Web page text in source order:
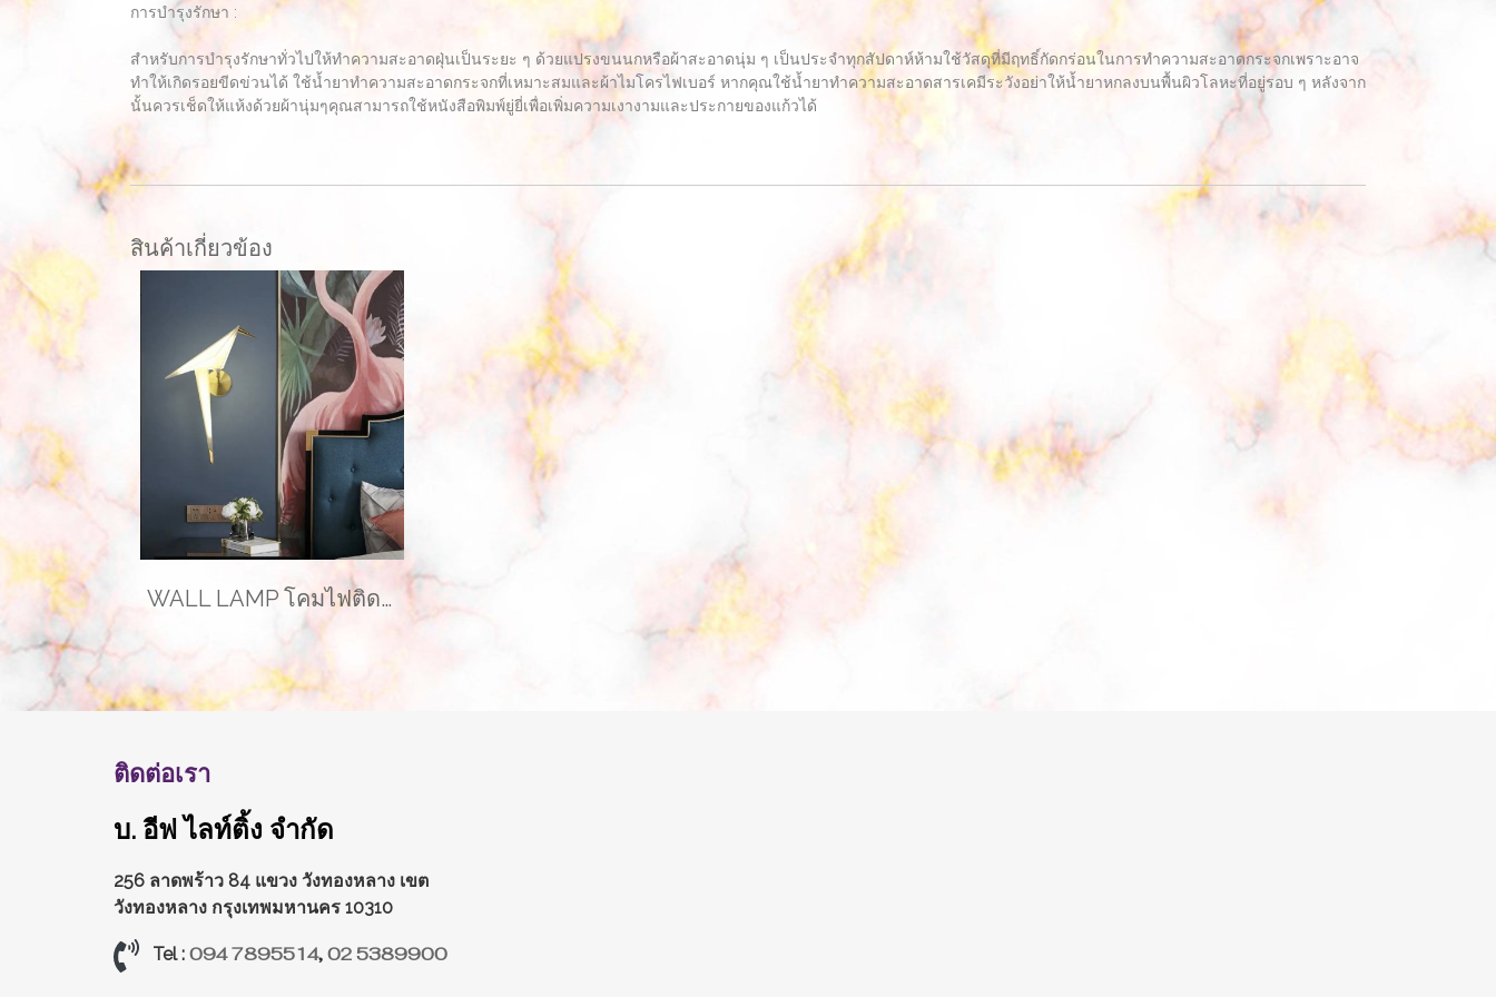
การบำรุงรักษา :
สำหรับการบำรุงรักษาทั่วไปให้ทำความสะอาดฝุ่นเป็นระยะ ๆ ด้วยแปรงขนนกหรือผ้าสะอาดนุ่ม ๆ เป็นประจำทุกสัปดาห์ห้ามใช้วัสดุที่มีฤทธิ์กัดกร่อนในการทำความสะอาดกระจกเพราะอาจ
ทำให้เกิดรอยขีดข่วนได้ ใช้น้ำยาทำความสะอาดกระจกที่เหมาะสมและผ้าไมโครไฟเบอร์ หากคุณใช้น้ำยาทำความสะอาดสารเคมีระวังอย่าให้น้ำยาหกลงบนพื้นผิวโลหะที่อยู่รอบ ๆ หลังจาก
นั้นควรเช็ดให้แห้งด้วยผ้านุ่มๆคุณสามารถใช้หนังสือพิมพ์ยู่ยี่เพื่อเพิ่มความเงางามและประกายของแก้วได้
สินค้าเกี่ยวข้อง
WALL LAMP โคมไฟติดผนัง รุ่น BIRDY EVE-00681
ติดต่อเรา
บ. อีฟ ไลท์ติ้ง จำกัด
256 ลาดพร้าว 84 แขวง วังทองหลาง เขต
วังทองหลาง กรุงเทพมหานคร 10310
Tel : 094 7895514,02 5389900